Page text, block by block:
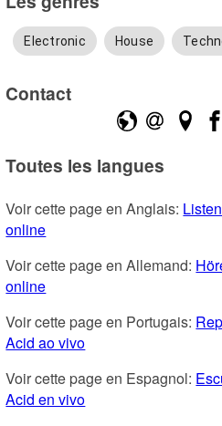
Electronic House
Contact
Toutes les langues
Voir cette page en Anglais:
online
Voir cette page en Allemand:
online
Voir cette page en Portugais:
Acid ao vivo
Voir cette page en Espagnol:
Acid en vivo